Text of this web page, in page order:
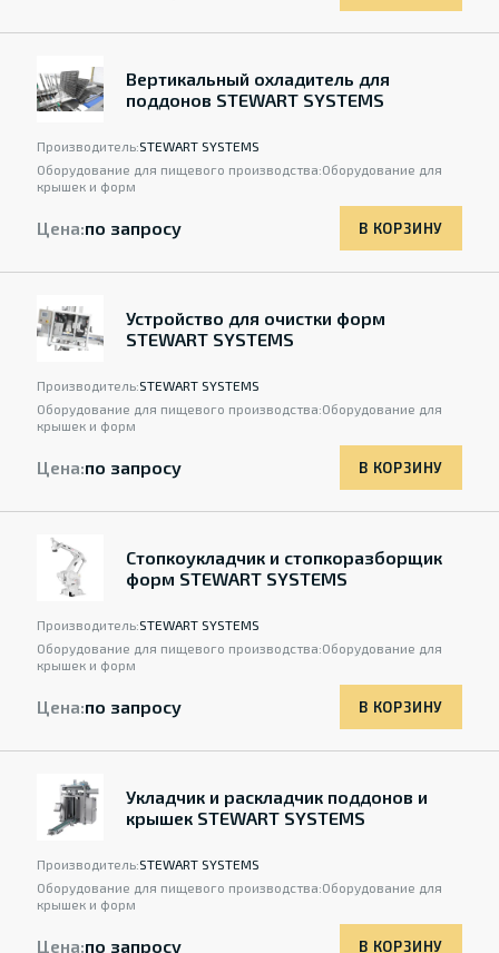
Вертикальный охладитель для
поддонов STEWART SYSTEMS
Производитель:STEWART SYSTEMS
Оборудование для пищевого производства:Оборудование для
крышек и форм
Цена:по запросу В КОРЗИНУ
Устройство для очистки форм
STEWART SYSTEMS
Производитель:STEWART SYSTEMS
Оборудование для пищевого производства:Оборудование для
крышек и форм
Цена:по запросу В КОРЗИНУ
Стопкоукладчик и стопкоразборщик
форм STEWART SYSTEMS
Производитель:STEWART SYSTEMS
Оборудование для пищевого производства:Оборудование для
крышек и форм
Цена:по запросу В КОРЗИНУ
Укладчик и раскладчик поддонов и
крышек STEWART SYSTEMS
Производитель:STEWART SYSTEMS
Оборудование для пищевого производства:Оборудование для
крышек и форм
Цена:по запросу В КОРЗИНУ